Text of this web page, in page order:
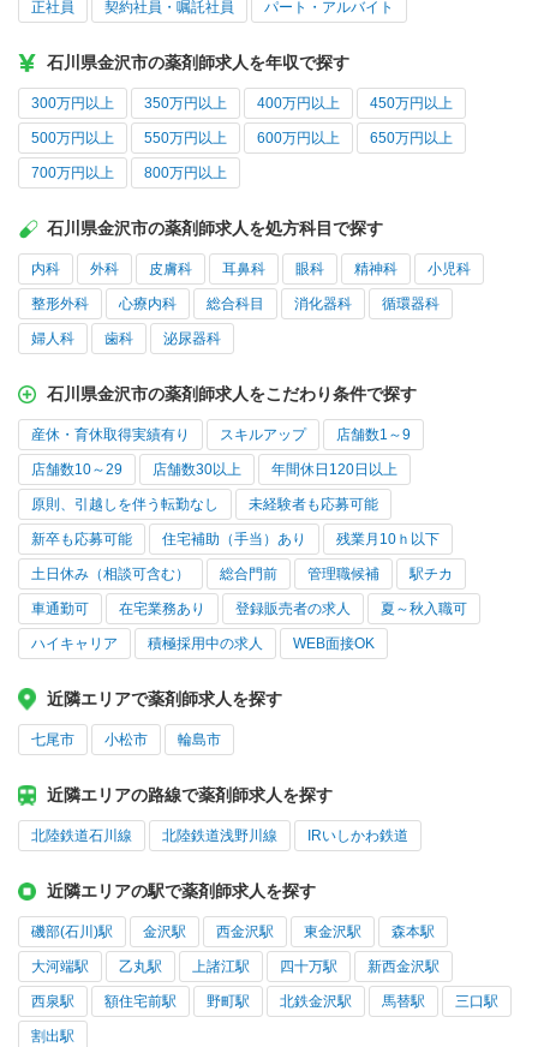
正社員 契約社員・嘱託社員 パート・アルバイト
石川県金沢市の薬剤師求人を年収で探す
300万円以上 350万円以上 400万円以上 450万円以上
500万円以上 550万円以上 600万円以上 650万円以上
700万円以上 800万円以上
石川県金沢市の薬剤師求人を処方科目で探す
内科 外科 皮膚科 耳鼻科 眼科 精神科 小児科
整形外科 心療内科 総合科目 消化器科 循環器科
婦人科 歯科 泌尿器科
石川県金沢市の薬剤師求人をこだわり条件で探す
産休・育休取得実績有り スキルアップ 店舗数1～9
店舗数10～29 店舗数30以上 年間休日120日以上
原則、引越しを伴う転勤なし 未経験者も応募可能
新卒も応募可能 住宅補助（手当）あり 残業月10ｈ以下
土日休み（相談可含む） 総合門前 管理職候補 駅チカ
車通勤可 在宅業務あり 登録販売者の求人 夏～秋入職可
ハイキャリア 積極採用中の求人 WEB面接OK
近隣エリアで薬剤師求人を探す
七尾市 小松市 輪島市
近隣エリアの路線で薬剤師求人を探す
北陸鉄道石川線 北陸鉄道浅野川線 IRいしかわ鉄道
近隣エリアの駅で薬剤師求人を探す
磯部(石川)駅 金沢駅 西金沢駅 東金沢駅 森本駅
大河端駅 乙丸駅 上諸江駅 四十万駅 新西金沢駅
西泉駅 額住宅前駅 野町駅 北鉄金沢駅 馬替駅 三口駅
割出駅